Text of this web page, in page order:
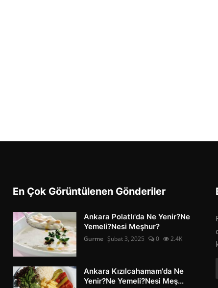
En Çok Görüntülenen Gönderiler
Ankara Polatlı'da Ne Yenir?Ne
Yemeli?Nesi Meşhur?
Gurme Şubat 3, 2025 0 2.4K
Ankara Kızılcahamam'da Ne
Yenir?Ne Yemeli?Nesi Meş...